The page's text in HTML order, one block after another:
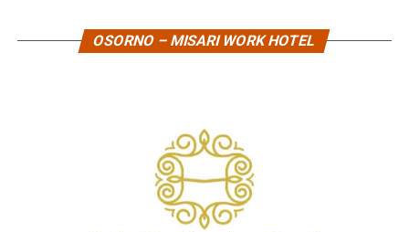
OSORNO – MISARI WORK HOTEL